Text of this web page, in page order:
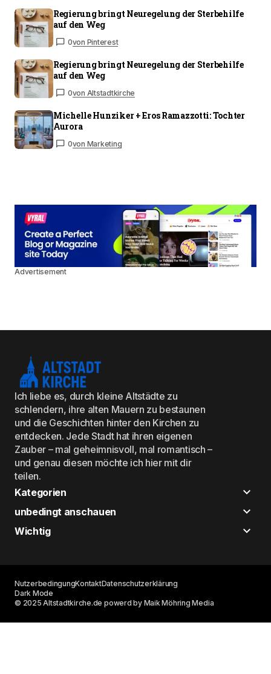
Regierung bringt Neuregelung der Sterbehilfe
auf den Weg
0von Pinterest
Regierung bringt Neuregelung der Sterbehilfe
auf den Weg
0von Altstadtkirche
Michelle Hunziker + Eros Ramazzotti: Tochter
Aurora
0von Marketing
Advertisement
Ich liebe es, durch kleine Altstädte zu
schlendern, ihre alten Mauern zu bestaunen
und die Geschichten hinter den Kirchen zu
entdecken. Jede Stadt hat ihren eigenen
Zauber – mal geheimnisvoll, mal romantisch –
und genau diesen möchte ich hier mit dir
teilen.
Kategorien
unbedingt anschauen
Wichtig
© 2025 Altstadtkirche.de powerd by Maik Möhring Media
NutzerbedingungKontaktDatenschutzerklärung
Dark Mode